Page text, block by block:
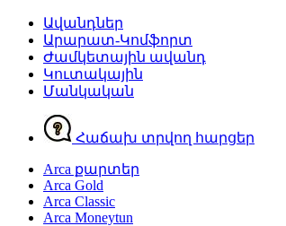
Ավանդներ
Արարատ-Կոմֆորտ
Ժամկետային ավանդ
Կուտակային
Մանկական
Հաճախ տրվող հարցեր
Arca քարտեր
Arca Gold
Arca Classic
Arca Moneytun